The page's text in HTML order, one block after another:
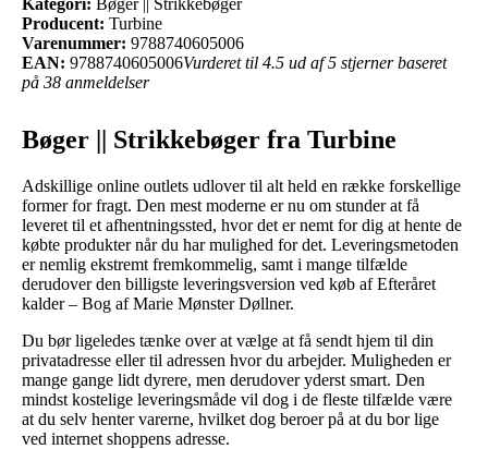
Producent: Turbine
Varenummer: 9788740605006
EAN: 9788740605006Vurderet til 4.5 ud af 5 stjerner baseret
på 38 anmeldelser
Bøger || Strikkebøger fra Turbine
Adskillige online outlets udlover til alt held en række forskellige
former for fragt. Den mest moderne er nu om stunder at få
leveret til et afhentningssted, hvor det er nemt for dig at hente de
købte produkter når du har mulighed for det. Leveringsmetoden
er nemlig ekstremt fremkommelig, samt i mange tilfælde
derudover den billigste leveringsversion ved køb af Efteråret
kalder – Bog af Marie Mønster Døllner.
Du bør ligeledes tænke over at vælge at få sendt hjem til din
privatadresse eller til adressen hvor du arbejder. Muligheden er
mange gange lidt dyrere, men derudover yderst smart. Den
mindst kostelige leveringsmåde vil dog i de fleste tilfælde være
at du selv henter varerne, hvilket dog beroer på at du bor lige
ved internet shoppens adresse.